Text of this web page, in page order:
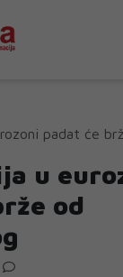
padat će
u
od